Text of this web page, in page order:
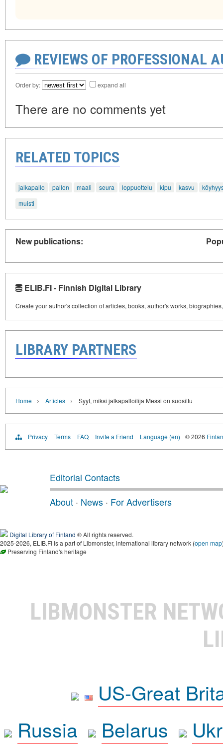
REVIEWS OF PROFESSIONAL
Order by: expand all
There are no comments yet
RELATED TOPICS
jalkapallo pallon maali seura loppuottelu kipu kasvu
muisti
New publications:
ELIB.FI - Finnish Digital Library
Create your author's collection of articles, books, author's works,
LIBRARY PARTNERS
Home › Articles › Syyt, miksi jalkapalloilija Messi on suosittu
Privacy Terms FAQ Invite a Friend Language (en) © 2026
Editorial Contacts
About · News · For Advertisers
Digital Library of Finland ® All rights reserved.
2025-2026, ELIB.FI is a part of Libmonster, international library network (open map
Preserving Finland's heritage
LIBMONSTER
US-Great
Russia
Belarus